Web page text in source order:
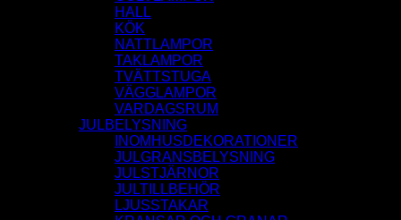
HALL
KÖK
NATTLAMPOR
TAKLAMPOR
TVÄTTSTUGA
VÄGGLAMPOR
VARDAGSRUM
JULBELYSNING
INOMHUSDEKORATIONER
JULGRANSBELYSNING
JULSTJÄRNOR
JULTILLBEHÖR
LJUSSTAKAR